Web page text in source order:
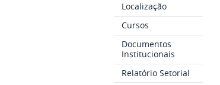
Localização
Cursos
Documentos
Institucionais
Relatório Setorial